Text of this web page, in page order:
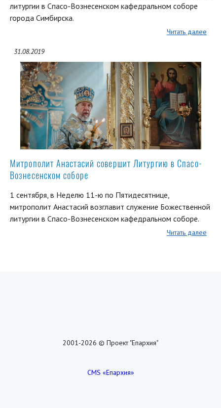
литургии в Спасо-Вознесенском кафедральном соборе
города Симбирска.
Читать далее
31.08.2019
Митрополит Анастасий совершит Литургию в Спасо-
Вознесенском соборе
1 сентября, в Неделю 11-ю по Пятидесятнице,
митрополит Анастасий возглавит служение Божественной
литургии в Спасо-Вознесенском кафедральном соборе.
Читать далее
2001-2026 © Проект "Епархия"
CMS «Епархия»